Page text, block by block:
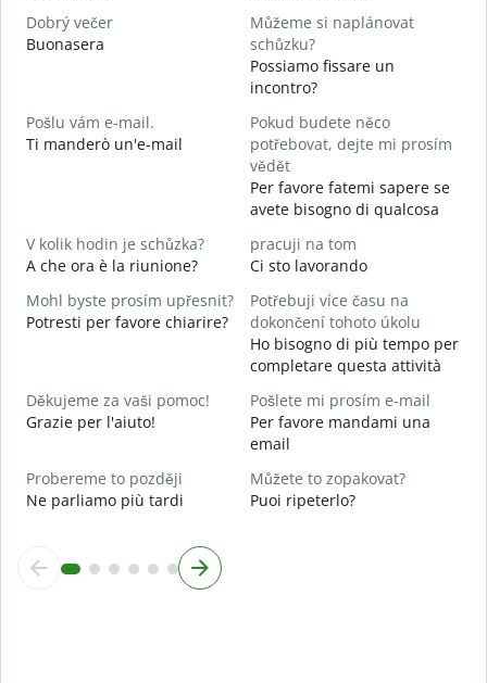
Dobrý večer
Buonasera
Můžeme si naplánovat
schůzku?
Possiamo fissare un
incontro?
Pošlu vám e-mail.
Ti manderò un'e-mail
Pokud budete něco
potřebovat, dejte mi prosím
vědět
Per favore fatemi sapere se
avete bisogno di qualcosa
V kolik hodin je schůzka?
A che ora è la riunione?
pracuji na tom
Ci sto lavorando
Mohl byste prosím upřesnit?
Potresti per favore chiarire?
Potřebuji více času na
dokončení tohoto úkolu
Ho bisogno di più tempo per
completare questa attività
Děkujeme za vaši pomoc!
Grazie per l'aiuto!
Pošlete mi prosím e-mail
Per favore mandami una
email
Probereme to později
Ne parliamo più tardi
Můžete to zopakovat?
Puoi ripeterlo?